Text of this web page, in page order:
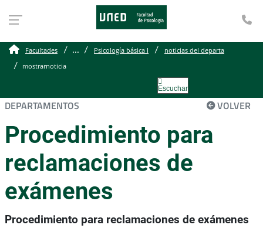
Facultades ... Psicología básica I
noticias del departa
mostrarnoticia
Escuchar
DEPARTAMENTOS VOLVER
Procedimiento para
reclamaciones de
exámenes
Procedimiento para reclamaciones de exámenes